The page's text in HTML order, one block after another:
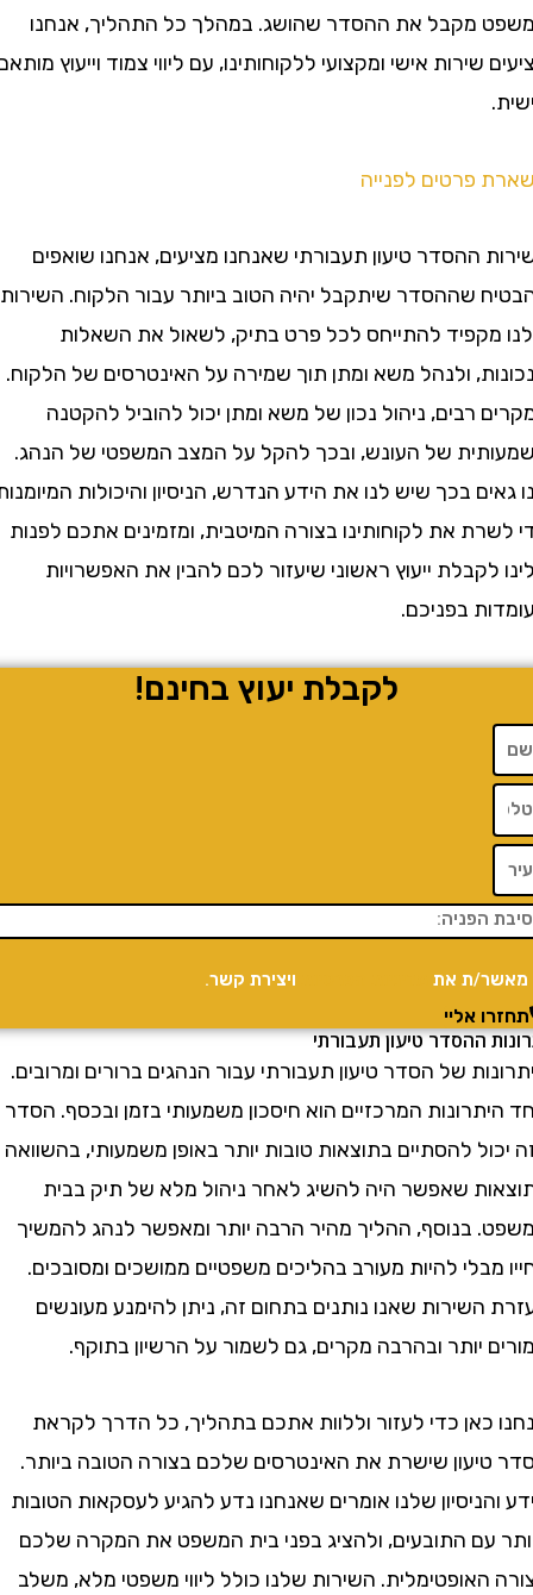
מקבל את ההסדר שהושג. במהלך כל התהליך, אנחנו
אישי ומקצועי ללקוחותינו, עם ליווי צמוד וייעוץ מותאם
לפנייה
ההסדר טיעון תעבורתי שאנחנו מציעים, אנחנו שואפים
שההסדר שיתקבל יהיה הטוב ביותר עבור הלקוח. השירות
להתייחס לכל פרט בתיק, לשאול את השאלות
ולנהל משא ומתן תוך שמירה על האינטרסים של הלקוח.
רבים, ניהול נכון של משא ומתן יכול להוביל להקטנה
של העונש, ובכך להקל על המצב המשפטי של הנהג.
בכך שיש לנו את הידע הנדרש, הניסיון והיכולות המיומנות
את לקוחותינו בצורה המיטבית, ומזמינים אתכם לפנות
ייעוץ ראשוני שיעזור לכם להבין את האפשרויות
בפניכם.
לקבלת יעוץ בחינם!
ת אתמדיניות הפרטיות ויצירת קשר.
אליי
ההסדר טיעון תעבורתי
של הסדר טיעון תעבורתי עבור הנהגים ברורים ומרובים.
המרכזיים הוא חיסכון משמעותי בזמן ובכסף. הסדר
להסתיים בתוצאות טובות יותר באופן משמעותי, בהשוואה
שאפשר היה להשיג לאחר ניהול מלא של תיק בבית
בנוסף, ההליך מהיר הרבה יותר ומאפשר לנהג להמשיך
להיות מעורב בהליכים משפטיים ממושכים ומסובכים.
שאנו נותנים בתחום זה, ניתן להימנע מעונשים
יותר ובהרבה מקרים, גם לשמור על הרשיון בתוקף.
כדי לעזור וללוות אתכם בתהליך, כל הדרך לקראת
שישרת את האינטרסים שלכם בצורה הטובה ביותר.
שלנו אומרים שאנחנו נדע להגיע לעסקאות הטובות
התובעים, ולהציג בפני בית המשפט את המקרה שלכם
השירות שלנו כולל ליווי משפטי מלא, משלב